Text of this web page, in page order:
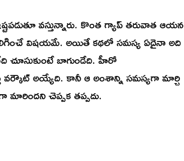
వస్తున్నారు. కొంత గ్యాప్ తరువాత ఆయన
విషయమే. అయితే కథలో సమస్య ఏదైనా అది
చూసుకుంటే బాగుండేది. హీరో
వర్కౌట్ అయ్యేది. కానీ ఆ అంశాన్ని సమస్యగా మార్చి
చెప్పక తప్పదు.